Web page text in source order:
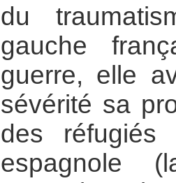
du
gauche
guerre, elle
sévérité sa
des
espagnole